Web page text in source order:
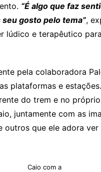
“É algo que faz
gosto pelo tema”,
lúdico e terapêutico
pela colaboradora
plataformas e
do trem e no próprio
juntamente com as
outros que ele adora ver
Caio com a